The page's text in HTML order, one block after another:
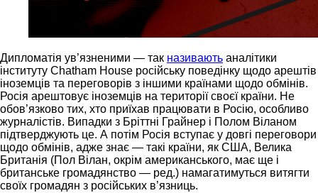
Дипломатія ув’язненими — так називають аналітики
інституту Chatham House російську поведінку щодо арештів
іноземців та переговорів з іншими країнами щодо обмінів.
Росія арештовує іноземців на території своєї країни. Не
обов’язково тих, хто приїхав працювати в Росію, особливо
журналістів. Випадки з Бріттні Грайнер і Полом Віланом
підтверджують це. А потім Росія вступає у довгі переговори
щодо обмінів, адже знає — такі країни, як США, Велика
Британія (Пол Вілан, окрім американського, має ще і
британське громадянство — ред.) намагатимуться витягти
своїх громадян з російських в’язниць.